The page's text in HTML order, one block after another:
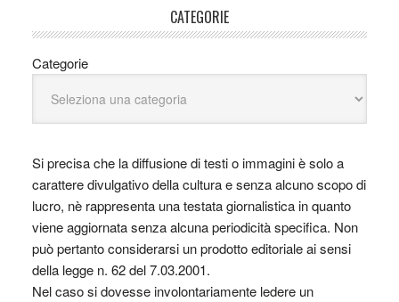
CATEGORIE
Categorie
Si precisa che la diffusione di testi o immagini è solo a
carattere divulgativo della cultura e senza alcuno scopo di
lucro, nè rappresenta una testata giornalistica in quanto
viene aggiornata senza alcuna periodicità specifica. Non
può pertanto considerarsi un prodotto editoriale ai sensi
della legge n. 62 del 7.03.2001.
Nel caso si dovesse involontariamente ledere un